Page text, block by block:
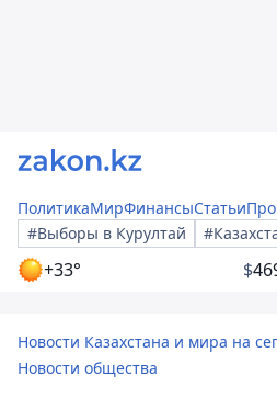
ПолитикаМирФинансыСтатьи
#Выборы в Курултай
+33° $
Новости Казахстана и мира на
Новости общества